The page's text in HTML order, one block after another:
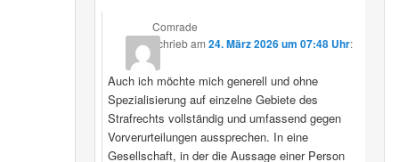
Comrade
schriebam24. März 2026 um 07:48 Uhr:
Auch ich möchte mich generell und ohne
Spezialisierung auf einzelne Gebiete des
Strafrechts vollständig und umfassend gegen
Vorverurteilungen aussprechen. In eine
Gesellschaft, in der die Aussage einer Person